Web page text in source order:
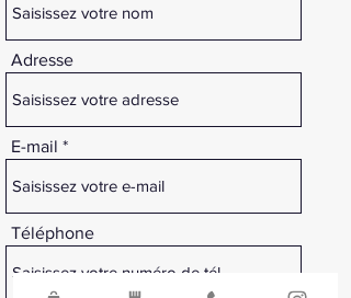
Adresse
E-mail
Téléphone